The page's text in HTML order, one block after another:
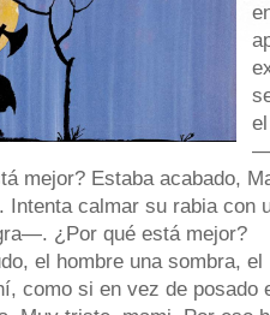
mejor? Estaba acabado,
Intenta calmar su rabia con
¿Por qué está mejor?
el hombre una sombra, el
como si en vez de